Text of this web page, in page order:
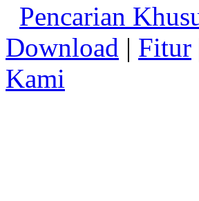
Pencarian
Download | Fitur
Kami